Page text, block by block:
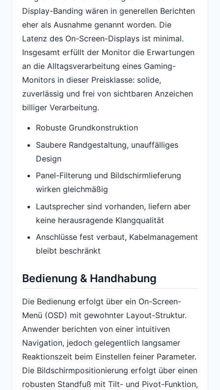
Display-Banding wären in generellen Berichten
eher als Ausnahme genannt worden. Die
Latenz des On-Screen-Displays ist minimal.
Insgesamt erfüllt der Monitor die Erwartungen
an die Alltagsverarbeitung eines Gaming-
Monitors in dieser Preisklasse: solide,
zuverlässig und frei von sichtbaren Anzeichen
billiger Verarbeitung.
Robuste Grundkonstruktion
Saubere Randgestaltung, unauffälliges
Design
Panel-Filterung und Bildschirmlieferung
wirken gleichmäßig
Lautsprecher sind vorhanden, liefern aber
keine herausragende Klangqualität
Anschlüsse fest verbaut, Kabelmanagement
bleibt beschränkt
Bedienung & Handhabung
Die Bedienung erfolgt über ein On-Screen-
Menü (OSD) mit gewohnter Layout-Struktur.
Anwender berichten von einer intuitiven
Navigation, jedoch gelegentlich langsamer
Reaktionszeit beim Einstellen feiner Parameter.
Die Bildschirmpositionierung erfolgt über einen
robusten Standfuß mit Tilt- und Pivot-Funktion,